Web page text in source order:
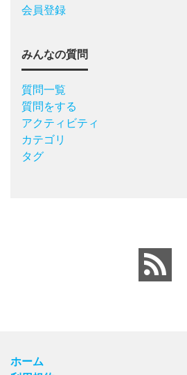
会員登録
みんなの質問
質問一覧
質問をする
アクティビティ
カテゴリ
タグ
ホーム